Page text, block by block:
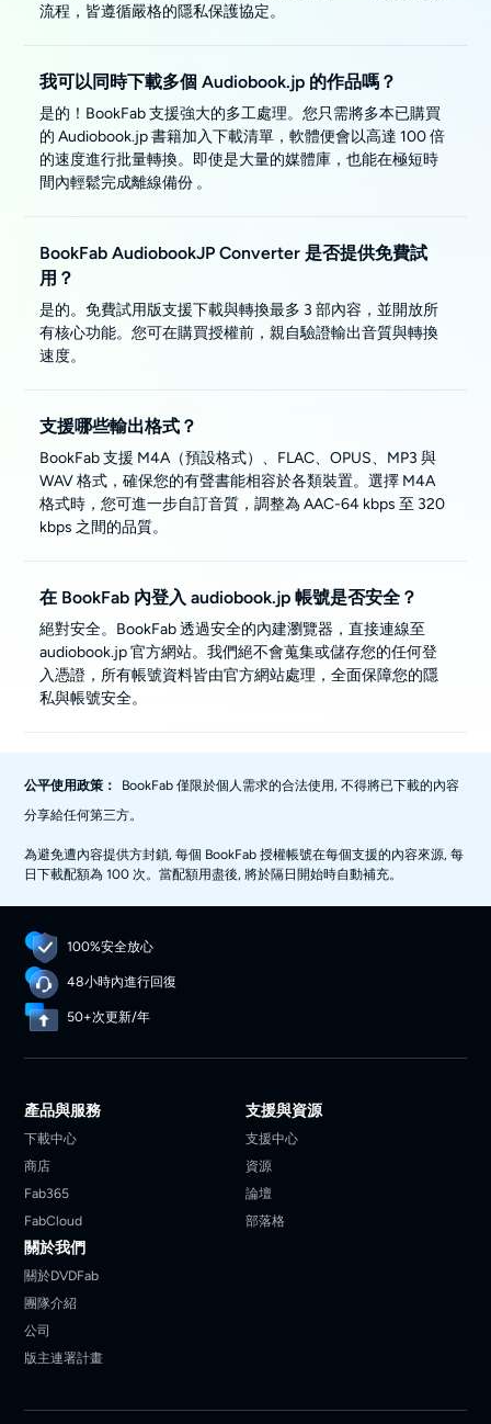
流程，皆遵循嚴格的隱私保護協定。
我可以同時下載多個 Audiobook.jp 的作品嗎？
是的！BookFab 支援強大的多工處理。您只需將多本已購買
的 Audiobook.jp 書籍加入下載清單，軟體便會以高達 100 倍
的速度進行批量轉換。即使是大量的媒體庫，也能在極短時
間內輕鬆完成離線備份 。
BookFab AudiobookJP Converter 是否提供免費試
用？
是的。免費試用版支援下載與轉換最多 3 部內容，並開放所
有核心功能。您可在購買授權前，親自驗證輸出音質與轉換
速度。
支援哪些輸出格式？
BookFab 支援 M4A（預設格式）、FLAC、OPUS、MP3 與
WAV 格式，確保您的有聲書能相容於各類裝置。選擇 M4A
格式時，您可進一步自訂音質，調整為 AAC-64 kbps 至 320
kbps 之間的品質。
在 BookFab 內登入 audiobook.jp 帳號是否安全？
絕對安全。BookFab 透過安全的內建瀏覽器，直接連線至
audiobook.jp 官方網站。我們絕不會蒐集或儲存您的任何登
入憑證，所有帳號資料皆由官方網站處理，全面保障您的隱
私與帳號安全。
公平使用政策：
BookFab 僅限於個人需求的合法使用, 不得將已下載的內容
分享給任何第三方。
為避免遭內容提供方封鎖, 每個 BookFab 授權帳號在每個支援的內容來源, 每
日下載配額為 100 次。當配額用盡後, 將於隔日開始時自動補充。
100%安全放心
48小時內進行回復
50+次更新/年
產品與服務
下載中心
商店
Fab365
FabCloud
支援與資源
支援中心
資源
論壇
部落格
關於我們
關於DVDFab
團隊介紹
公司
版主連署計畫